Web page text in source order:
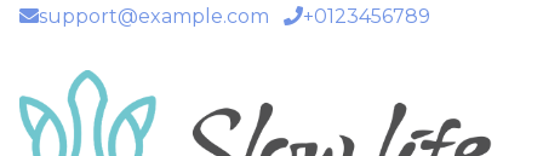
support@example.com +0123456789